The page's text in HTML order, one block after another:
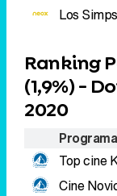
Los
Ranking
(1,9%) -
2020
Programa
Top cine
Cine